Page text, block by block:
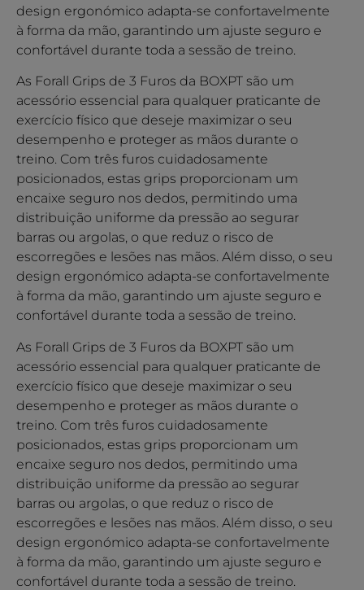
design ergonómico adapta-se confortavelmente
à forma da mão, garantindo um ajuste seguro e
confortável durante toda a sessão de treino.
As Forall Grips de 3 Furos da BOXPT são um
acessório essencial para qualquer praticante de
exercício físico que deseje maximizar o seu
desempenho e proteger as mãos durante o
treino. Com três furos cuidadosamente
posicionados, estas grips proporcionam um
encaixe seguro nos dedos, permitindo uma
distribuição uniforme da pressão ao segurar
barras ou argolas, o que reduz o risco de
escorregões e lesões nas mãos. Além disso, o seu
design ergonómico adapta-se confortavelmente
à forma da mão, garantindo um ajuste seguro e
confortável durante toda a sessão de treino.
As Forall Grips de 3 Furos da BOXPT são um
acessório essencial para qualquer praticante de
exercício físico que deseje maximizar o seu
desempenho e proteger as mãos durante o
treino. Com três furos cuidadosamente
posicionados, estas grips proporcionam um
encaixe seguro nos dedos, permitindo uma
distribuição uniforme da pressão ao segurar
barras ou argolas, o que reduz o risco de
escorregões e lesões nas mãos. Além disso, o seu
design ergonómico adapta-se confortavelmente
à forma da mão, garantindo um ajuste seguro e
confortável durante toda a sessão de treino.